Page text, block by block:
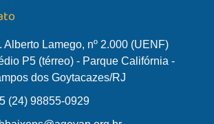
Alberto Lamego, nº 2.000 (UENF)
P5 (térreo) - Parque Califórnia -
dos Goytacazes/RJ
(24) 98855-0929